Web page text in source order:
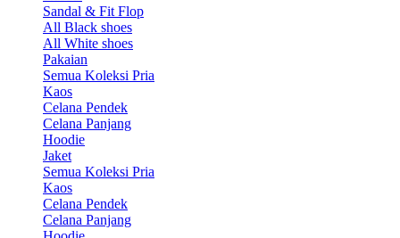
Sandal & Fit Flop
All Black shoes
All White shoes
Pakaian
Semua Koleksi Pria
Kaos
Celana Pendek
Celana Panjang
Hoodie
Jaket
Semua Koleksi Pria
Kaos
Celana Pendek
Celana Panjang